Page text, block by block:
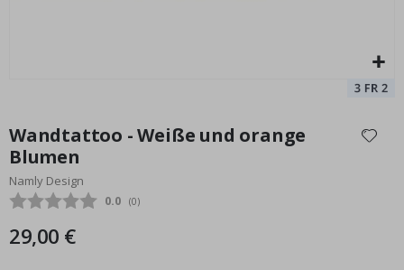
der
Bildgalerie
springen
Wandtattoo - Weiße und orange
Blumen
Namly Design
Durchschnittliche Bewertung:
0.0 (abgegebene bewertungen:
0)
29,00 €